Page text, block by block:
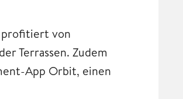
profitiert von
Terrassen. Zudem
App Orbit, einen